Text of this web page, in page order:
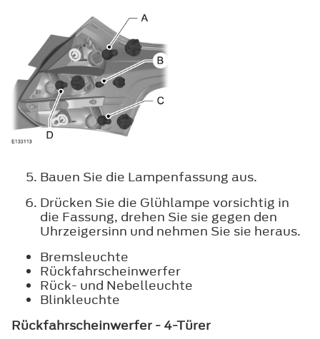
Bauen Sie die Lampenfassung aus.
Drücken Sie die Glühlampe vorsichtig in
die Fassung, drehen Sie sie gegen den
Uhrzeigersinn und nehmen Sie sie heraus.
Bremsleuchte
Rückfahrscheinwerfer
Rück- und Nebelleuchte
Blinkleuchte
Rückfahrscheinwerfer - 4-Türer